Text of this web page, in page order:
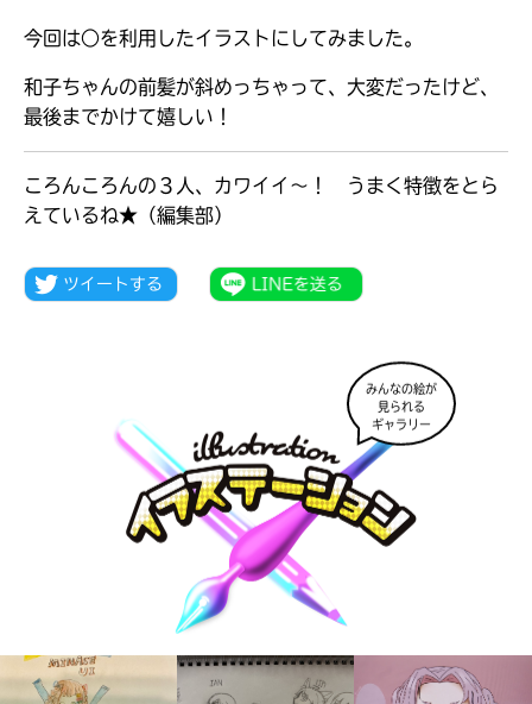
みんなとおしゃべり
大人気
今回は○を利用したイラストにしてみました。
和子ちゃんの前髪が斜めっちゃって、大変だったけど、
最後までかけて嬉しい！
ころんころんの３人、カワイイ～！ うまく特徴をとら
えているね★（編集部）
みんなの絵が
見られる
ギャラリー